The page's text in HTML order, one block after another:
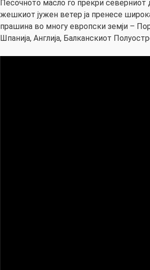
Песочното масло го прекри северниот
жешкиот јужен ветер ја пренесе
прашина во многу европски земји –
Шпанија, Англија, Балканскиот